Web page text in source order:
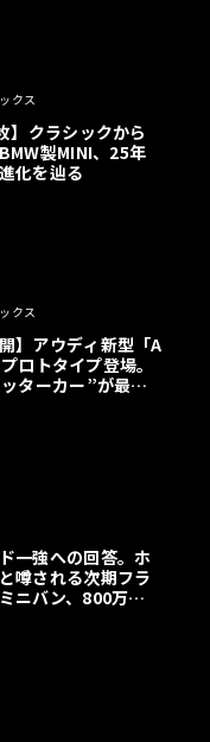
クス
】クラシックから
製MINI、25年
化を辿る
クス
】アウディ新型「A
ロトタイプ登場。
ターカー”が最高
ーBEVとして復活
一強への回答。ホ
噂される次期フラ
ニバン、800万円
想CG】